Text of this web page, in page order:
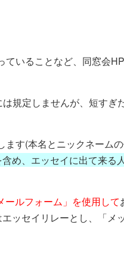
いることなど、同窓会
規定しませんが、短すぎ
す(本名とニックネームの
め、エッセイに出て来る
ルフォーム」を使用して
ッセイリレーとし、「メ